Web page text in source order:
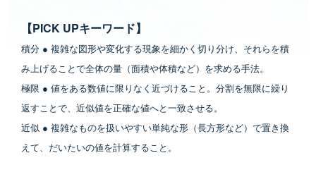
【PICK UPキーワード】
積分 ● 複雑な図形や変化する現象を細かく切り分け、それらを積
み上げることで全体の量（面積や体積など）を求める手法。
極限 ● 値をある数値に限りなく近づけること。分割を無限に繰り
返すことで、近似値を正確な値へと一致させる。
近似 ● 複雑なものを扱いやすい単純な形（長方形など）で置き換
えて、だいたいの値を計算すること。